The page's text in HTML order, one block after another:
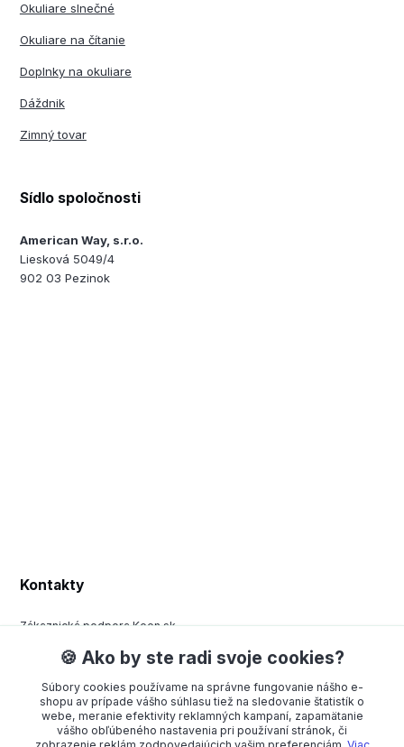
Okuliare slnečné
Okuliare na čítanie
Doplnky na okuliare
Dáždnik
Zimný tovar
Sídlo spoločnosti
American Way, s.r.o.
Liesková 5049/4
902 03 Pezinok
Kontakty
Zákaznická podpora Keen.sk
+420 377 443 970
(Po-Pá, 8-15 hod.)
order@americanway.sk
🍪 Ako by ste radi svoje cookies?
Súbory cookies používame na správne fungovanie nášho e-
shopu av prípade vášho súhlasu tiež na sledovanie štatistík o
webe, meranie efektivity reklamných kampaní, zapamätanie
vášho obľúbeného nastavenia pri používaní stránok, či
zobrazenie reklám zodpovedajúcich vašim preferenciám. Viac